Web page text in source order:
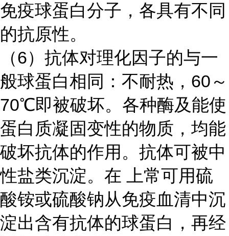
免疫球蛋白分子，各具有不同
的抗原性。
（6）抗体对理化因子的与一
般球蛋白相同：不耐热，60～
70℃即被破坏。各种酶及能使
蛋白质凝固变性的物质，均能
破坏抗体的作用。抗体可被中
性盐类沉淀。在 上常可用硫
酸铵或硫酸钠从免疫血清中沉
淀出含有抗体的球蛋白，再经